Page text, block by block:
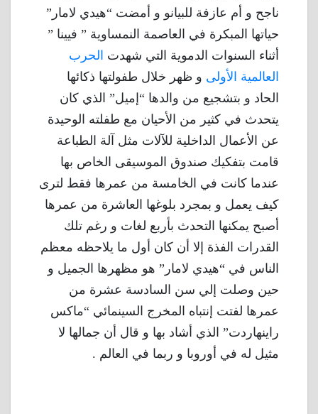
ناجح و أم عازفة للبيانو و أمضت “هيدي لامار”
حياتها المبكرة في العاصمة النمساوية ” فيينا ”
أثناء السنوات الدموية التي شهدت الحرب
العالمية الأولى و ظهر خلال طفولتها ذكائها
الحاد و بتشجيع من والدها “إميل” الذي كان
يتحدث في كثير من الأحيان مع طفلته الوحيدة
عن الأعمال الداخلية للآلات مثل آلة الطباعة
قامت بتفكيك صندوق الموسيقى الخاص بها
عندما كانت في الخامسة من عمرها فقط لترى
كيف يعمل و بمجرد بلوغها العاشرة من عمرها
أصبح يمكنها التحدث بأربع لغات و رغم تلك
القدرات الفذة إلا أن كان أول ما يلاحظه معظم
الناس في “هيدي لامار” هو مظهرها الجميل و
حين وصلت إلي سن السادسة عشرة من
عمرها لفتت إنتباه المخرج السينمائي “ماكس
راينهاردت” الذي أشاد بها و قال أن جمالها لا
مثيل له في أوروبا و ربما في العالم .